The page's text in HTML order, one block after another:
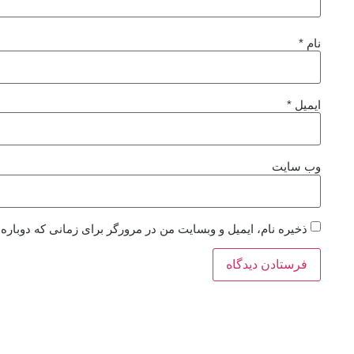
نام *
ایمیل *
وب‌ سایت
ذخیره نام، ایمیل و وبسایت من در مرورگر برای زمانی که